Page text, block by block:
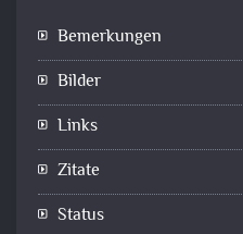
Bemerkungen
Bilder
Links
Zitate
Status